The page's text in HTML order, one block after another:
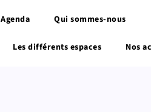
Agenda Qui sommes-nous
Les différents espaces Nos